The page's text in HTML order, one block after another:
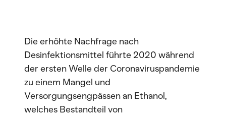
Die erhöhte Nachfrage nach
Desinfektionsmittel führte 2020 während
der ersten Welle der Coronaviruspandemie
zu einem Mangel und
Versorgungsengpässen an Ethanol,
welches Bestandteil von